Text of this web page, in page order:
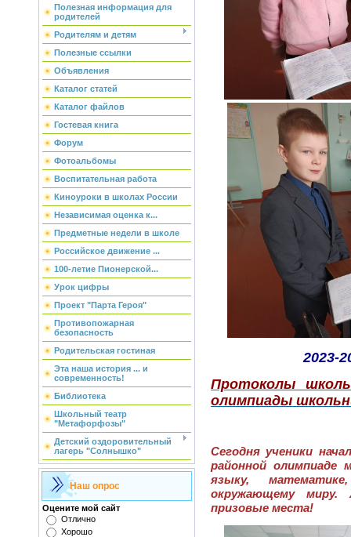
Полезная информация для
родителей
Родителям и детям
Полезные ссылки
Объявления
Каталог статей
Каталог файлов
Гостевая книга
Форум
Фотоальбомы
Воспитательная работа
Киноуроки в школах России
Независимая оценка к...
Предметные недели в школе
Российское движение ...
100-летие Пионерской...
Урок цифры
Проект "Парта Героя"
Противопожарная
безопасность
Родительская гостиная
Эта наша история ... и
современность!
Библиотека
Школьный театр
"Метафорфозы"
Детский оздоровительный
лагерь "Солнышко"
Наш опрос
Оцените мой сайт
Отлично
Хорошо
2023-
Протоколы
олимпиады
Сегодня ученики
районной олимпиаде
языку,
окружающему миру.
призовые места!